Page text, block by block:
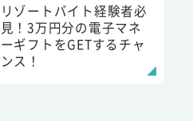
リゾートバイト経験者必
見！3万円分の電子マネ
ーギフトをGETするチャ
ンス！